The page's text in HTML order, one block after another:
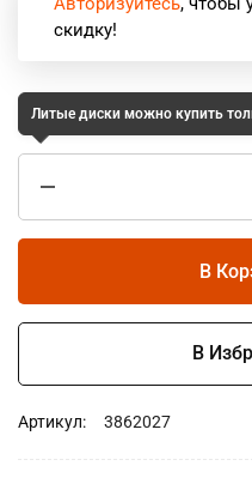
скидку!
Литые диски можно купить
В
В
Артикул: 3862027